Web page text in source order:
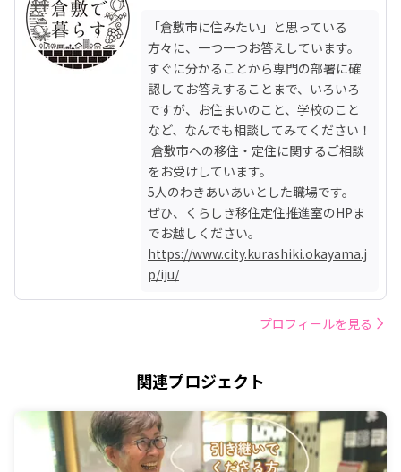
「倉敷市に住みたい」と思っている
方々に、一つ一つお答えしています。
すぐに分かることから専門の部署に確
認してお答えすることまで、いろいろ
ですが、お住まいのこと、学校のこと
など、なんでも相談してみてください！
をお受けしています。
5人のわきあいあいとした職場です。
ぜひ、くらしき移住定住推進室のHPま
https://www.city.kurashiki.okayama.j
p/iju/
プロフィールを見る
関連プロジェクト